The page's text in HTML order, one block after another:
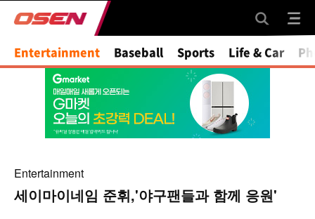
Mute
Entertainment Baseball Sports Life & Car
Entertainment
세이마이네임 준휘,'야구팬들과 함께 응원'